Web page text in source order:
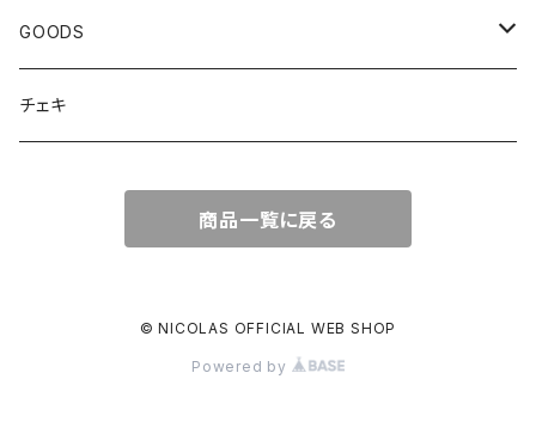
GOODS
Tシャツ
チェキ
商品一覧に戻る
© NICOLAS OFFICIAL WEB SHOP
Powered by